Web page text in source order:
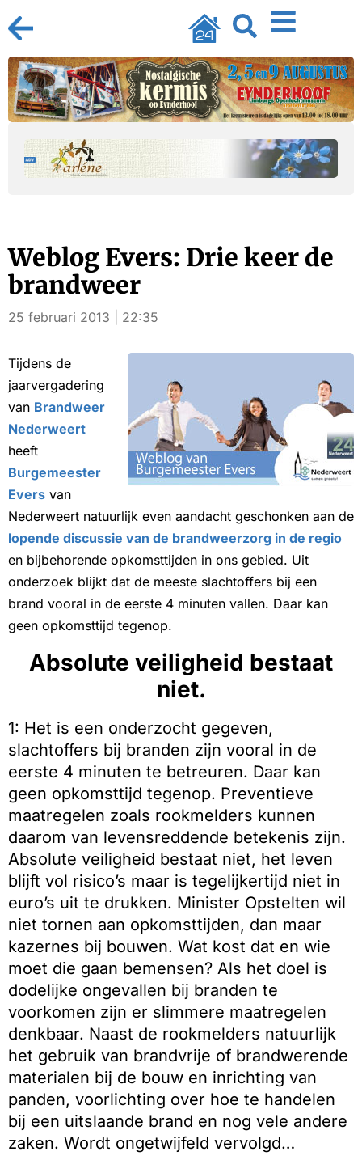
Weblog Evers: Drie keer de
brandweer
25 februari 2013 | 22:35
Tijdens de
jaarvergadering
van Brandweer
Nederweert
heeft
Burgemeester
Evers van
Nederweert natuurlijk even aandacht geschonken aan de
lopende discussie van de brandweerzorg in de regio
en bijbehorende opkomsttijden in ons gebied. Uit
onderzoek blijkt dat de meeste slachtoffers bij een
brand vooral in de eerste 4 minuten vallen. Daar kan
geen opkomsttijd tegenop.
Absolute veiligheid bestaat
niet.
1: Het is een onderzocht gegeven,
slachtoffers bij branden zijn vooral in de
eerste 4 minuten te betreuren. Daar kan
geen opkomsttijd tegenop. Preventieve
maatregelen zoals rookmelders kunnen
daarom van levensreddende betekenis zijn.
Absolute veiligheid bestaat niet, het leven
blijft vol risico’s maar is tegelijkertijd niet in
euro’s uit te drukken. Minister Opstelten wil
niet tornen aan opkomsttijden, dan maar
kazernes bij bouwen. Wat kost dat en wie
moet die gaan bemensen? Als het doel is
dodelijke ongevallen bij branden te
voorkomen zijn er slimmere maatregelen
denkbaar. Naast de rookmelders natuurlijk
het gebruik van brandvrije of brandwerende
materialen bij de bouw en inrichting van
panden, voorlichting over hoe te handelen
bij een uitslaande brand en nog vele andere
zaken. Wordt ongetwijfeld vervolgd…